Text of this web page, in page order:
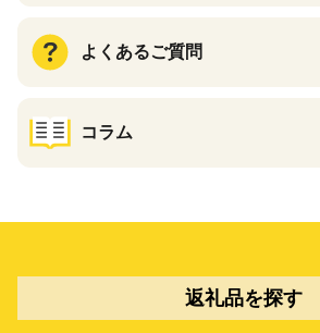
よくあるご質問
コラム
返礼品を探す